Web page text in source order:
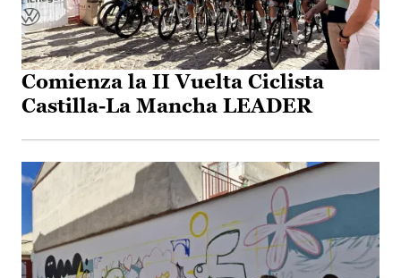
Comienza la II Vuelta Ciclista
Castilla-La Mancha LEADER